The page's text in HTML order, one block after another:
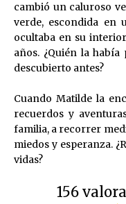
cambió un caluroso
verde, escondida en
ocultaba en su
años. ¿Quién la
descubierto antes?
Cuando Matilde la
recuerdos y
familia, a recorrer
miedos y esperanza.
vidas?
156